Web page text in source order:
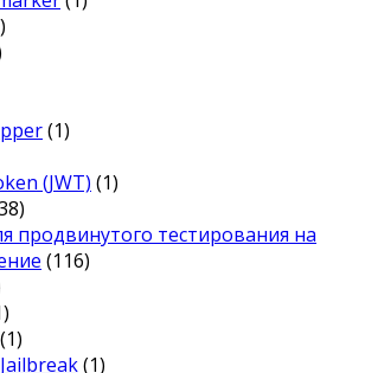
(1)
(JWT) (1)
продвинутого тестирования на
(116)
(1)
(1)